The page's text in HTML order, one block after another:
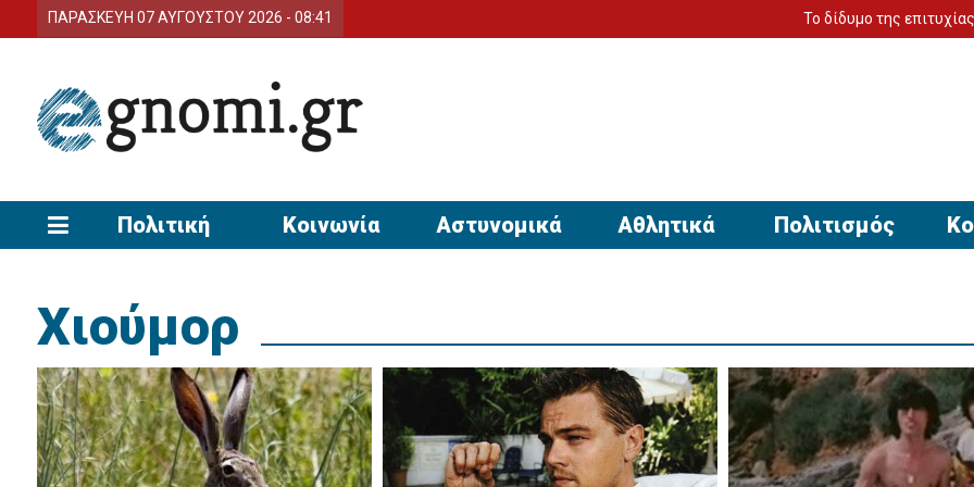
ΠΑΡΑΣΚΕΥΗ 07 ΑΥΓΟΥΣΤΟΥ 2026 - 08:41 Το δίδυμο της επιτυχίας για να
Πολιτική Κοινωνία Αστυνομικά Αθλητικά Πολιτισμός
Χιούμορ